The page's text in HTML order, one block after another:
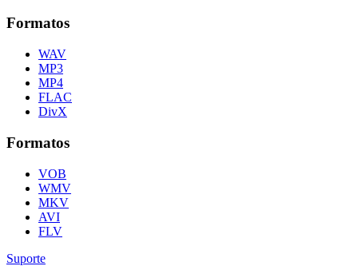
Formatos
WAV
MP3
MP4
FLAC
DivX
Formatos
VOB
WMV
MKV
AVI
FLV
Suporte